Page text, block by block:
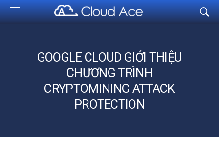
Cloud Ace
Nhà cung cấp giải pháp trên GCP cho doanh nghiệp
GOOGLE CLOUD GIỚI THIỆU
CHƯƠNG TRÌNH
CRYPTOMINING ATTACK
PROTECTION